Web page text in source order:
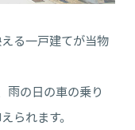
る一戸建てが当物
雨の日の車の乗り
られます。